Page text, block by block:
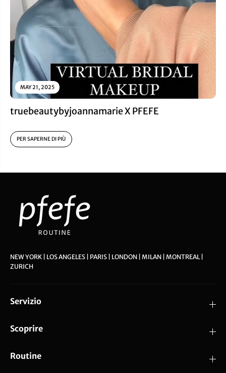
MAY 21, 2025
truebeautybyjoannamarie X PFEFE
PER SAPERNE DI PIÙ
NEW YORK | LOS ANGELES | PARIS | LONDON | MILAN | MONTREAL |
ZURICH
Servizio
Scoprire
Routine